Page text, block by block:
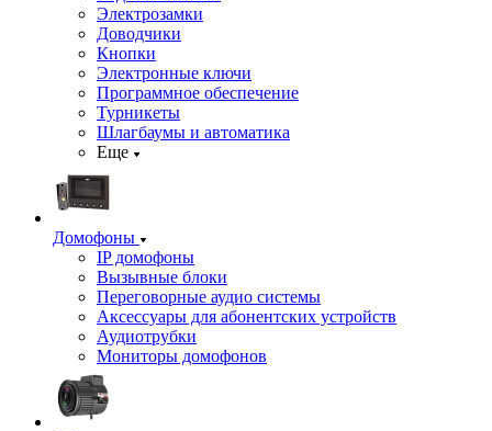
Электрозамки
Доводчики
Кнопки
Электронные ключи
Программное обеспечение
Турникеты
Шлагбаумы и автоматика
Еще
Домофоны
IP домофоны
Вызывные блоки
Переговорные аудио системы
Аксессуары для абонентских устройств
Аудиотрубки
Мониторы домофонов